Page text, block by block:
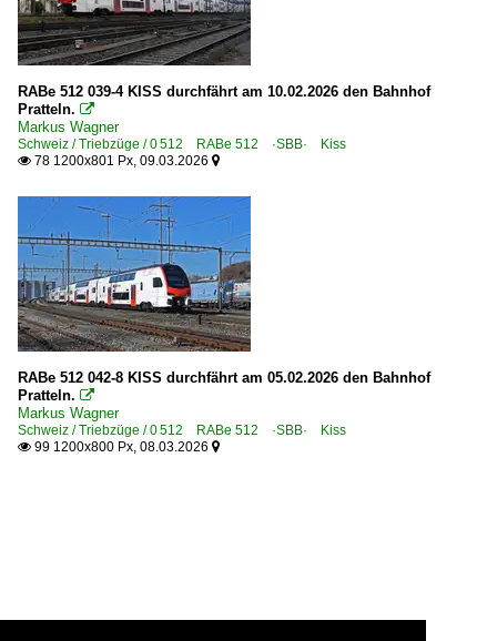
RABe 512 039-4 KISS durchfährt am 10.02.2026 den Bahnhof
Pratteln. 
Markus Wagner
Schweiz / Triebzüge / 0 512 RABe 512 ·SBB· Kiss
 78 1200x801 Px, 09.03.2026 
RABe 512 042-8 KISS durchfährt am 05.02.2026 den Bahnhof
Pratteln. 
Markus Wagner
Schweiz / Triebzüge / 0 512 RABe 512 ·SBB· Kiss
 99 1200x800 Px, 08.03.2026 